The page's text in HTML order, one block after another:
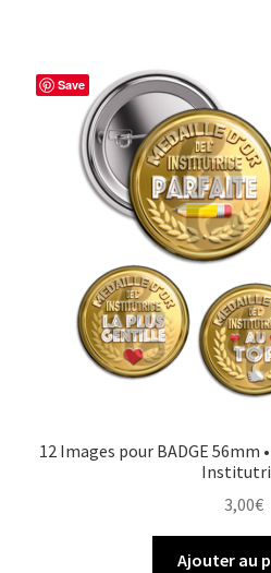
Save
12 Images pour BADGE 56mm
3,00€
Ajouter au